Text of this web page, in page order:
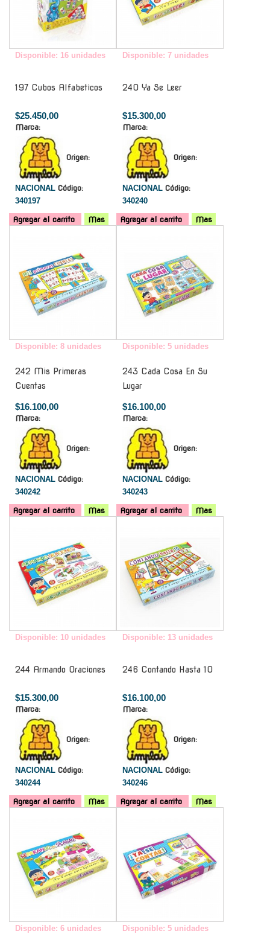
Disponible: 16 unidades
197 Cubos Alfabeticos
$25.450,00
Marca:
Origen:
NACIONAL Código:
340197
Agregar al carrito Mas
Disponible: 7 unidades
240 Ya Se Leer
$15.300,00
Marca:
Origen:
NACIONAL Código:
340240
Agregar al carrito
Mas
Disponible: 8 unidades
242 Mis Primeras
Cuentas
$16.100,00
Marca:
Origen:
NACIONAL Código:
340242
Agregar al carrito Mas
Disponible: 5 unidades
243 Cada Cosa En Su
Lugar
$16.100,00
Marca:
Origen:
NACIONAL Código:
340243
Agregar al carrito
Mas
Disponible: 10 unidades
244 Armando Oraciones
$15.300,00
Marca:
Origen:
NACIONAL Código:
340244
Agregar al carrito Mas
Disponible: 13 unidades
246 Contando Hasta 10
$16.100,00
Marca:
Origen:
NACIONAL Código:
340246
Agregar al carrito
Mas
Disponible: 6 unidades Disponible: 5 unidades